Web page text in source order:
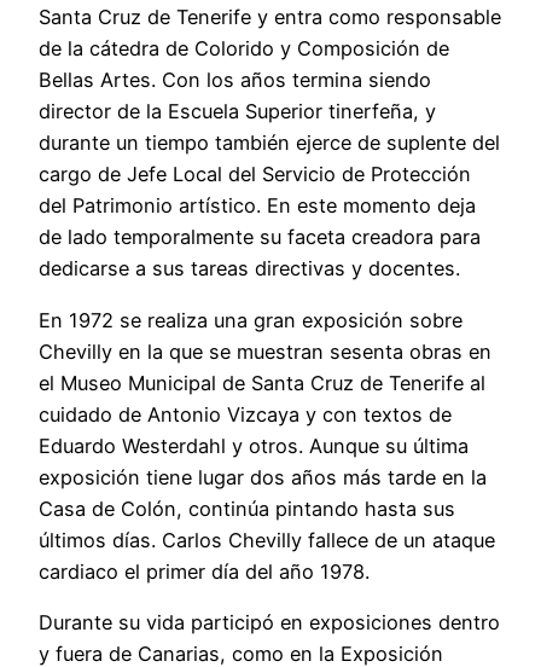
Santa Cruz de Tenerife y entra como responsable
de la cátedra de Colorido y Composición de
Bellas Artes. Con los años termina siendo
director de la Escuela Superior tinerfeña, y
durante un tiempo también ejerce de suplente del
cargo de Jefe Local del Servicio de Protección
del Patrimonio artístico. En este momento deja
de lado temporalmente su faceta creadora para
dedicarse a sus tareas directivas y docentes.
En 1972 se realiza una gran exposición sobre
Chevilly en la que se muestran sesenta obras en
el Museo Municipal de Santa Cruz de Tenerife al
cuidado de Antonio Vizcaya y con textos de
Eduardo Westerdahl y otros. Aunque su última
exposición tiene lugar dos años más tarde en la
Casa de Colón, continúa pintando hasta sus
últimos días. Carlos Chevilly fallece de un ataque
cardiaco el primer día del año 1978.
Durante su vida participó en exposiciones dentro
y fuera de Canarias, como en la Exposición